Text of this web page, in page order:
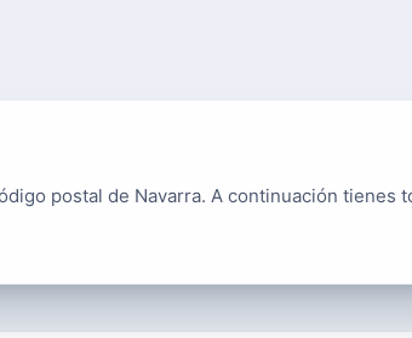
postal de Navarra. A continuación tienes